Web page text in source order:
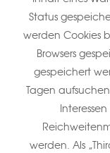
Status
werden Cookies
Browsers
gespeichert
Tagen
werden. Als